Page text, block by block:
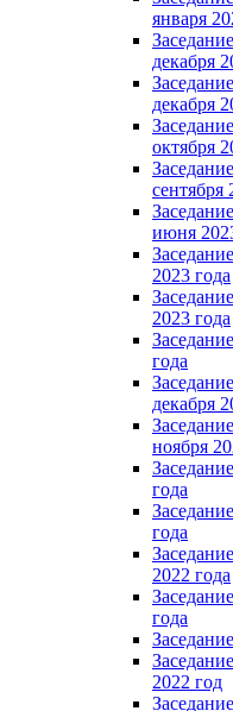
января
декабря
декабря
октября
сентября
июня
2023 года
2023 года
года
декабря
ноября
года
года
2022 года
года
2022 год